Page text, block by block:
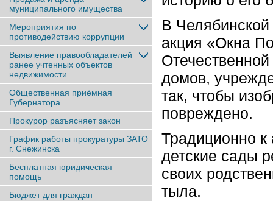
муниципального имущества
Мероприятия по
противодействию коррупции
Выявление правообладателей
ранее учтенныx объектов
недвижимости
Общественная приёмная
Губернатора
Прокурор разъясняет закон
График работы прокуратуры ЗАТО
г. Снежинска
Бесплатная юридическая
помощь
Бюджет для граждан
В Челябинской
акция «Окна
домов,
так, чтобы
повреждено.
Традиционно
детские сады
своих
тыла.